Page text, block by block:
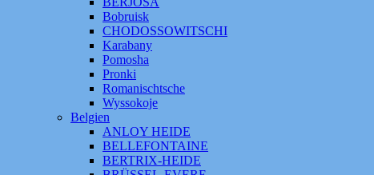
Bobruisk
CHODOSSOWITSCHI
Karabany
Pomosha
Pronki
Romanischtsche
Wyssokoje
Belgien
ANLOY HEIDE
BELLEFONTAINE
BERTRIX-HEIDE